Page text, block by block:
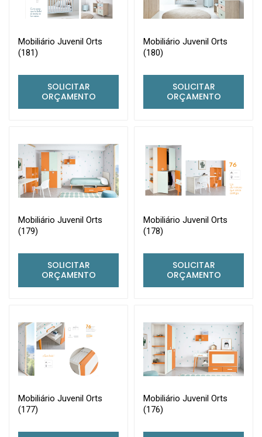
Mobiliário Juvenil Orts
(181)
SOLICITAR
ORÇAMENTO
Mobiliário Juvenil Orts
(180)
SOLICITAR
ORÇAMENTO
Mobiliário Juvenil Orts
(179)
SOLICITAR
ORÇAMENTO
Mobiliário Juvenil Orts
(178)
SOLICITAR
ORÇAMENTO
Mobiliário Juvenil Orts
(177)
Mobiliário Juvenil Orts
(176)